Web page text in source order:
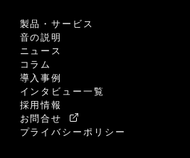
製品・サービス
音の説明
ニュース
コラム
導入事例
インタビュー一覧
採用情報
お問合せ
プライバシーポリシー